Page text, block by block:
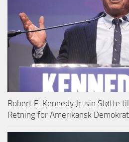
Robert F. Kennedy Jr. sin Støtte
Retning for Amerikansk